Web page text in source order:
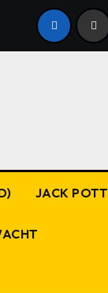
JACK POTT